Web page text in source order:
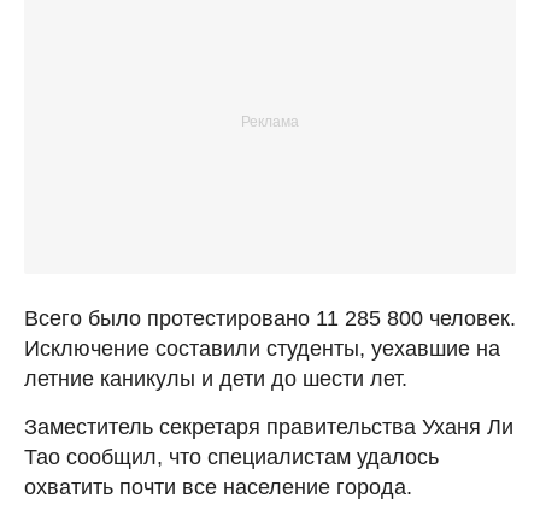
Всего было протестировано 11 285 800 человек.
Исключение составили студенты, уехавшие на
летние каникулы и дети до шести лет.
Заместитель секретаря правительства Уханя Ли
Тао сообщил, что специалистам удалось
охватить почти все население города.